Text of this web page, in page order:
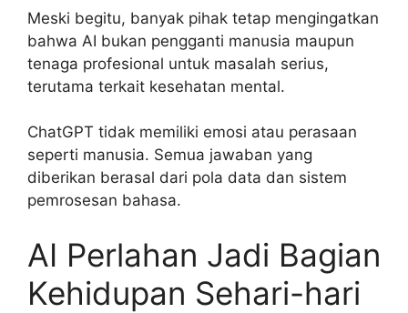
Meski begitu, banyak pihak tetap mengingatkan
bahwa AI bukan pengganti manusia maupun
tenaga profesional untuk masalah serius,
terutama terkait kesehatan mental.
ChatGPT tidak memiliki emosi atau perasaan
seperti manusia. Semua jawaban yang
diberikan berasal dari pola data dan sistem
pemrosesan bahasa.
AI Perlahan Jadi Bagian
Kehidupan Sehari-hari